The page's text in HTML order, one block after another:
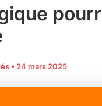
• 24 mars 2025